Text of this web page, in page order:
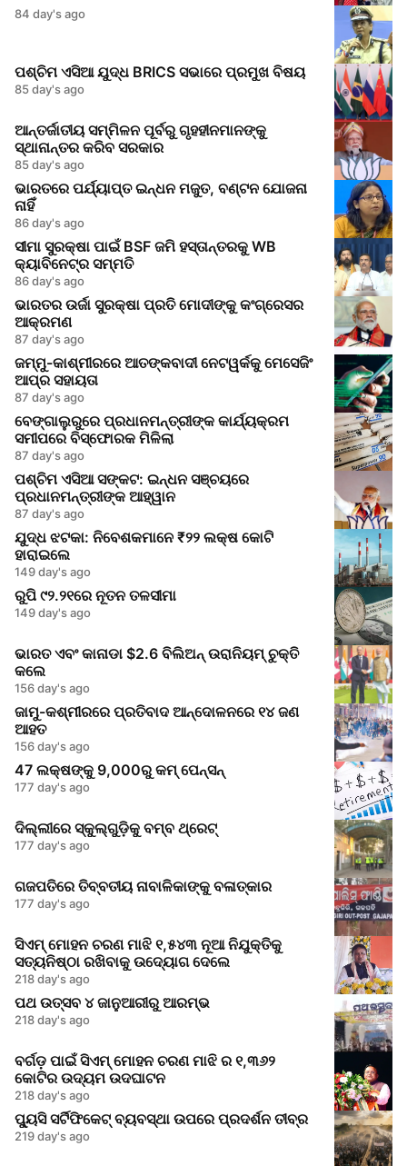
84 day's ago
ପଶ୍ଚିମ ଏସିଆ ଯୁଦ୍ଧ BRICS ସଭାରେ ପ୍ରମୁଖ ବିଷୟ
85 day's ago
ଆନ୍ତର୍ଜାତୀୟ ସମ୍ମିଳନ ପୂର୍ବରୁ ଗୃହହୀନମାନଙ୍କୁ
ସ୍ଥାନାନ୍ତର କରିବ ସରକାର
85 day's ago
ଭାରତରେ ପର୍ଯ୍ୟାପ୍ତ ଇନ୍ଧନ ମଜୁତ, ବଣ୍ଟନ ଯୋଜନା
ନାହିଁ
86 day's ago
ସୀମା ସୁରକ୍ଷା ପାଇଁ BSF ଜମି ହସ୍ତାନ୍ତରକୁ WB
କ୍ୟାବିନେଟ୍‌ର ସମ୍ମତି
86 day's ago
ଭାରତର ଉର୍ଜା ସୁରକ୍ଷା ପ୍ରତି ମୋଦୀଙ୍କୁ କଂଗ୍ରେସର
ଆକ୍ରମଣ
87 day's ago
ଜମ୍ମୁ-କାଶ୍ମୀରରେ ଆତଙ୍କବାଦୀ ନେଟୱର୍କକୁ ମେସେଜିଂ
ଆପ୍‌ର ସହାୟତା
87 day's ago
ବେଙ୍ଗାଲୁରୁରେ ପ୍ରଧାନମନ୍ତ୍ରୀଙ୍କ କାର୍ଯ୍ୟକ୍ରମ
ସମୀପରେ ବିସ୍ଫୋରକ ମିଳିଲା
87 day's ago
ପଶ୍ଚିମ ଏସିଆ ସଙ୍କଟ: ଇନ୍ଧନ ସଞ୍ଚୟରେ
ପ୍ରଧାନମନ୍ତ୍ରୀଙ୍କ ଆହ୍ୱାନ
87 day's ago
ଯୁଦ୍ଧ ଝଟକା: ନିବେଶକମାନେ ₹୨୨ ଲକ୍ଷ କୋଟି
ହାରାଇଲେ
149 day's ago
ରୁପି ୯୨.୨୧ରେ ନୂତନ ତଳସୀମା
149 day's ago
ଭାରତ ଏବଂ କାନାଡା $2.6 ବିଲିଅନ୍ ଉରାନିୟମ୍ ଚୁକ୍ତି
କଲେ
156 day's ago
ଜାମୁ-କଶ୍ମୀରରେ ପ୍ରତିବାଦ ଆନ୍ଦୋଳନରେ ୧୪ ଜଣ
ଆହତ
156 day's ago
47 ଲକ୍ଷଙ୍କୁ 9,000ରୁ କମ୍ ପେନ୍ସନ୍
177 day's ago
ଦିଲ୍ଲୀରେ ସ୍କୁଲ୍‌ଗୁଡ଼ିକୁ ବମ୍ବ ଥ୍ରେଟ୍
177 day's ago
ଗଜପତିରେ ତିବ୍ବତୀୟ ନାବାଳିକାଙ୍କୁ ବଳାତ୍କାର
177 day's ago
ସିଏମ୍ ମୋହନ ଚରଣ ମାଝି ୧,୫୪୩ ନୂଆ ନିଯୁକ୍ତିକୁ
ସତ୍ୟନିଷ୍ଠା ରଖିବାକୁ ଉଦ୍ୟୋଗ ଦେଲେ
218 day's ago
ପଥ ଉତ୍ସବ ୪ ଜାନୁଆରୀରୁ ଆରମ୍ଭ
218 day's ago
ବର୍ଗଡ଼ ପାଇଁ ସିଏମ୍ ମୋହନ ଚରଣ ମାଝି ର ୧,୩୬୨
କୋଟିର ଉଦ୍ୟମ ଉଦଘାଟନ
218 day's ago
ପ୍ୟୁସି ସର୍ଟିଫିକେଟ୍ ବ୍ୟବସ୍ଥା ଉପରେ ପ୍ରଦର୍ଶନ ତୀବ୍ର
219 day's ago